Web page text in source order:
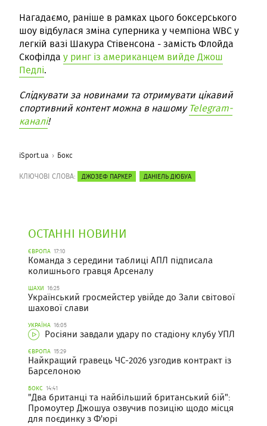
Нагадаємо, раніше в рамках цього боксерського
шоу відбулася зміна суперника у чемпіона WBC у
легкій вазі Шакура Стівенсона - замість Флойда
Скофілда у ринг із американцем вийде Джош
Педлі.
Слідкувати за новинами та отримувати цікавий
спортивний контент можна в нашомуTelegram-
каналі!
iSport.ua Бокс
КЛЮЧОВІ СЛОВА: ДЖОЗЕФ ПАРКЕР ДАНІЕЛЬ ДЮБУА
ОСТАННІ НОВИНИ
ЄВРОПА 17:10
Команда з середини таблиці АПЛ підписала
колишнього гравця Арсеналу
ШАХИ 16:25
Український гросмейстер увійде до Зали світової
шахової слави
УКРАЇНА 16:05
Росіяни завдали удару по стадіону клубу УПЛ
ЄВРОПА 15:29
Найкращий гравець ЧС-2026 узгодив контракт із
Барселоною
БОКС 14:41
"Два британці та найбільший британський бій":
Промоутер Джошуа озвучив позицію щодо місця
для поєдинку з Ф'юрі